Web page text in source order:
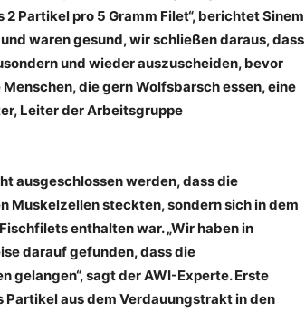
Partikel pro 5 Gramm Filet“, berichtet Sinem
waren gesund, wir schließen daraus, dass
und wieder auszuscheiden, bevor
die gern Wolfsbarsch essen, eine
Leiter der Arbeitsgruppe
ausgeschlossen werden, dass die
steckten, sondern sich in dem
enthalten war. „Wir haben in
darauf gefunden, dass die
gelangen“, sagt der AWI-Experte. Erste
aus dem Verdauungstrakt in den